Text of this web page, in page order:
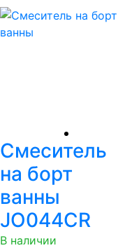
Смеситель
на борт
ванны
JO044CR
В наличии